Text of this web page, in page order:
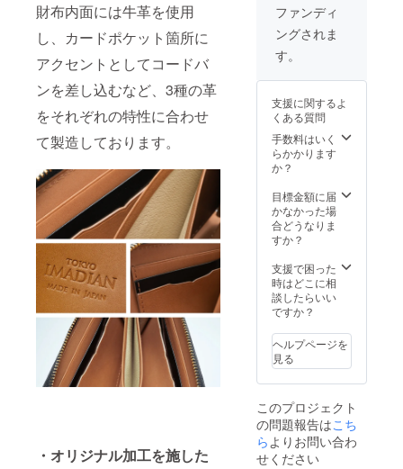
財布内面には牛革を使用
し、カードポケット箇所に
アクセントとしてコードバ
ンを差し込むなど、3種の革
をそれぞれの特性に合わせ
て製造しております。
・オリジナル加工を施した
ファンディ
ングされま
す。
支援に関するよ
くある質問
手数料はいく
らかかります
か？
目標金額に届
かなかった場
合どうなりま
すか？
支援で困った
時はどこに相
談したらいい
ですか？
ヘルプページを
見る
このプロジェクト
の問題報告はこち
ら よりお問い合わ
せください